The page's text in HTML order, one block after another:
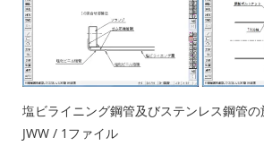
塩ビライニング鋼管及びステンレス鋼管
JWW / 1ファイル